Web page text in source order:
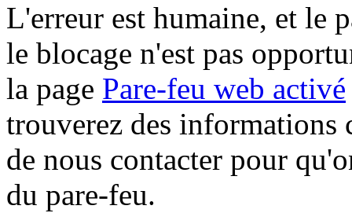
L'erreur est humaine, et le
le blocage n'est pas
la page Pare-feu web activé
trouverez des informations
de nous contacter pour
du pare-feu.